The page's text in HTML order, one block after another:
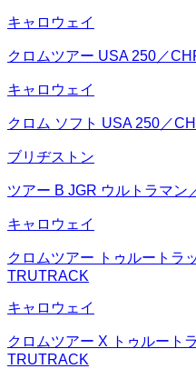
キャロウェイ
クロムツアー USA 250／
キャロウェイ
クロム ソフト USA 250／
ブリヂストン
ツアー B JGR ウルトラマン
キャロウェイ
クロムツアー トゥルートラ
TRUTRACK
キャロウェイ
クロムツアー X トゥルート
TRUTRACK